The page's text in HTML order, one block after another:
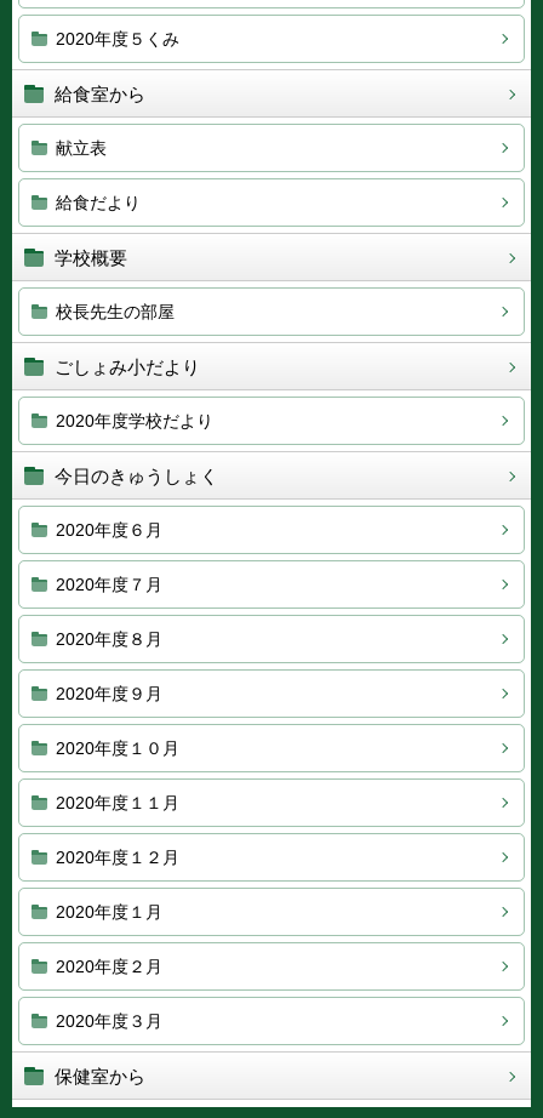
2020年度５くみ
給食室から
献立表
給食だより
学校概要
校長先生の部屋
ごしょみ小だより
2020年度学校だより
今日のきゅうしょく
2020年度６月
2020年度７月
2020年度８月
2020年度９月
2020年度１０月
2020年度１１月
2020年度１２月
2020年度１月
2020年度２月
2020年度３月
保健室から